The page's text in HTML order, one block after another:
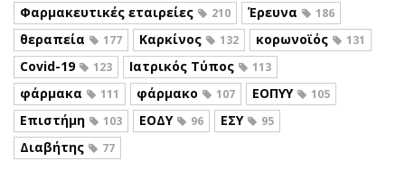
Φαρμακευτικές εταιρείες 210 Έρευνα 186
θεραπεία 177 Καρκίνος 132 κορωνοϊός 131
Covid-19 123 Ιατρικός Τύπος 113
φάρμακα 111 φάρμακο 107 ΕΟΠΥΥ 105
Επιστήμη 103 ΕΟΔΥ 96 ΕΣΥ 95
Διαβήτης 77